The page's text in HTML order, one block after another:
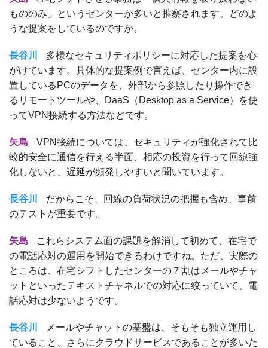
もののみ」というセンターが多いと推察されます。どのよ
うな提案をしているのですか。
長谷川
多様なセキュリティポリシーに対応した提案を心
がけています。具体的な提案例で言えば、センター内に設
置しているPCのデータを、外部から参照したり操作でき
るリモートツールや、DaaS（Desktop as a Service）を使
ってVPN接続する方法などです。
矢島
VPN接続については、セキュリティが強化されて比
較的安全に通信を行える半面、相応の投資を行って回線強
化しないと、遅延が頻発しやすいと聞いています。
長谷川
だからこそ、回線の負荷状況の把握も含め、事前
のテストが重要です。
矢島
これらシステム面の課題を解消して初めて、在宅で
の電話応対の運用を開始できるわけですね。ただ、実際の
ところは、在宅シフトしたセンターの７割はメールやチャ
ットといったテキストチャネルでの対応に絞っていて、電
話応対は少ないようです。
長谷川
メールやチャットの基盤は、そもそも独立運用し
ていること、さらにクラウドサービスであることが多いた